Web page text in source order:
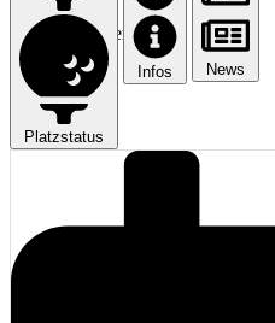
Home
Vorgabentabelle
Platzstatus
Infos News